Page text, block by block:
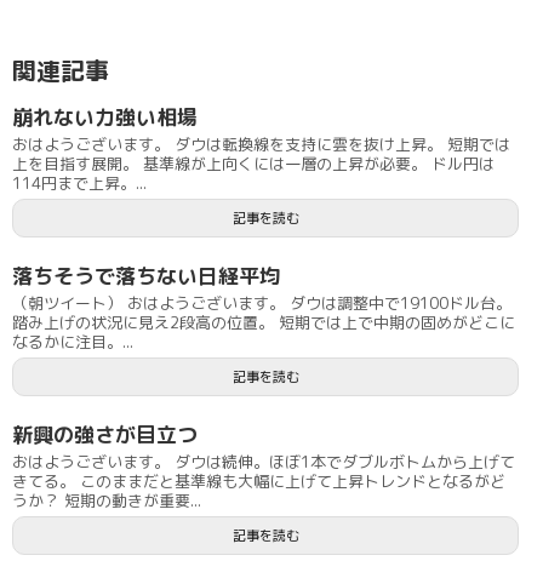
関連記事
崩れない力強い相場
おはようございます。 ダウは転換線を支持に雲を抜け上昇。 短期では
上を目指す展開。 基準線が上向くには一層の上昇が必要。 ドル円は
114円まで上昇。...
記事を読む
落ちそうで落ちない日経平均
（朝ツイート） おはようございます。 ダウは調整中で19100ドル台。
踏み上げの状況に見え2段高の位置。 短期では上で中期の固めがどこに
なるかに注目。...
記事を読む
新興の強さが目立つ
おはようございます。 ダウは続伸。ほぼ1本でダブルボトムから上げて
きてる。 このままだと基準線も大幅に上げて上昇トレンドとなるがど
うか？ 短期の動きが重要...
記事を読む